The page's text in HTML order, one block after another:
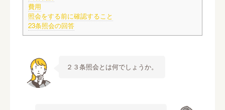
費用
照会をする前に確認すること
23条照会の回答
２３条照会とは何でしょうか。